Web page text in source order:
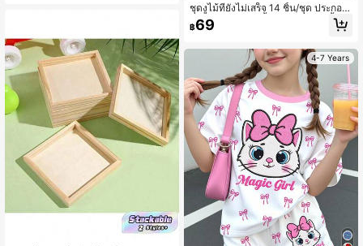
ชุดงูไม้ที่ยังไม่เสร็จ 14 ชิ้น/ชุด ประกอบ
ด้วย งูประดับ 10 ชิ้น ขนาด 11.81 นิ้ว, สี
2 ประเภท 12 สี, แปรง 2 อัน, ดีไซน์แบ่ง
บันเทิงในบ้าน
฿69
4-7 Years